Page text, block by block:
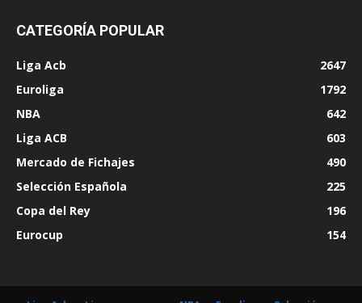
CATEGORÍA POPULAR
Liga Acb
2647
Euroliga
1792
NBA
642
Liga ACB
603
Mercado de Fichajes
490
Selección Española
225
Copa del Rey
196
Eurocup
154